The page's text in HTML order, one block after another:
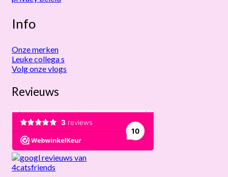
Info
Onze merken
Leuke collega s
Volg onze vlogs
Revieuws